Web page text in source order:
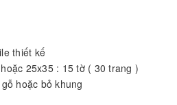
thiết kế
25x35 : 15 tờ ( 30 trang )
hoặc bỏ khung